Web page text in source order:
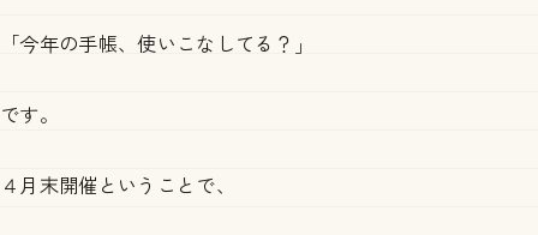
「今年の手帳、使いこなしてる？」
です。
４月末開催ということで、